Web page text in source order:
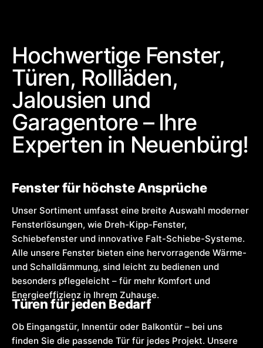
Hochwertige Fenster,
Türen, Rollläden,
Jalousien und
Garagentore – Ihre
Experten in Neuenbürg!
Fenster für höchste Ansprüche
Unser Sortiment umfasst eine breite Auswahl moderner
Fensterlösungen, wie Dreh-Kipp-Fenster,
Schiebefenster und innovative Falt-Schiebe-Systeme.
Alle unsere Fenster bieten eine hervorragende Wärme-
und Schalldämmung, sind leicht zu bedienen und
besonders pflegeleicht – für mehr Komfort und
Energieeffizienz in Ihrem Zuhause.
Türen für jeden Bedarf
Ob Eingangstür, Innentür oder Balkontür – bei uns
finden Sie die passende Tür für jedes Projekt. Unsere